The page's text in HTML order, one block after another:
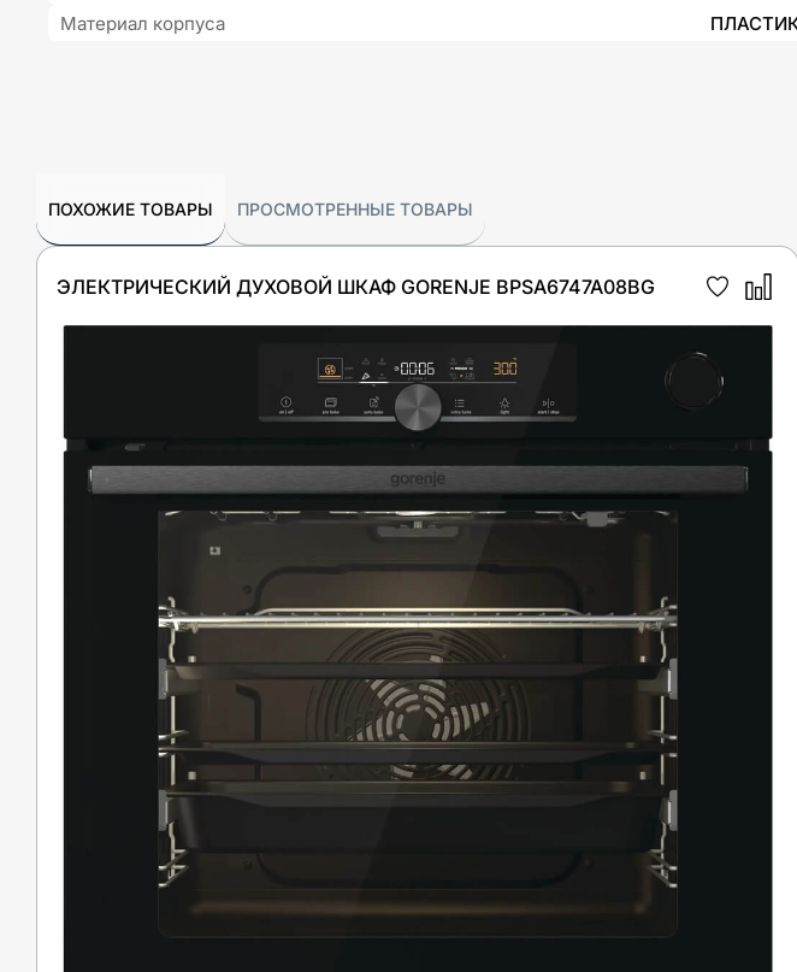
Материал корпуса
ПОХОЖИЕ ТОВАРЫ ПРОСМОТРЕННЫЕ ТОВАРЫ
ЭЛЕКТРИЧЕСКИЙ ДУХОВОЙ ШКАФ GORENJE BPSA6747A08BG